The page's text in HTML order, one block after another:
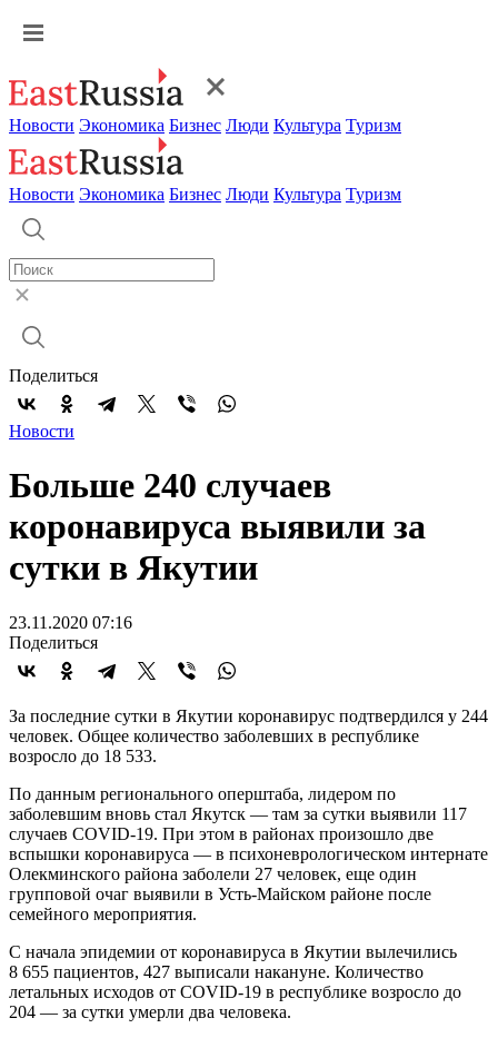
Новости Экономика Бизнес Люди Культура Туризм
Новости Экономика Бизнес Люди Культура Туризм
Поделиться
Новости
Больше 240 случаев
коронавируса выявили за
сутки в Якутии
23.11.2020 07:16
Поделиться
За последние сутки в Якутии коронавирус подтвердился у 244
человек. Общее количество заболевших в республике
возросло до 18 533.
По данным регионального оперштаба, лидером по
заболевшим вновь стал Якутск — там за сутки выявили 117
случаев COVID-19. При этом в районах произошло две
вспышки коронавируса — в психоневрологическом интернате
Олекминского района заболели 27 человек, еще один
групповой очаг выявили в Усть-Майском районе после
семейного мероприятия.
С начала эпидемии от коронавируса в Якутии вылечились
8 655 пациентов, 427 выписали накануне. Количество
летальных исходов от COVID-19 в республике возросло до
204 — за сутки умерли два человека.